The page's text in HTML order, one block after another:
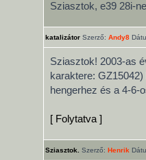
Sziasztok, e39 28i-
katalizátor Szerző: Andy8
Sziasztok! 2003-as
karaktere:
hengerhez és a 4-6-
[ Folytatva ]
Sziasztok. Szerző: Henrik